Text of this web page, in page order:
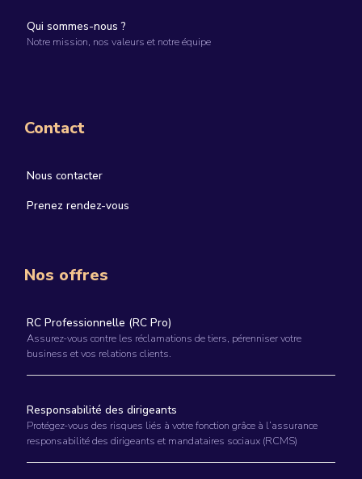
Qui sommes-nous ?
Notre mission, nos valeurs et notre équipe
Contact
Nous contacter
Prenez rendez-vous
Nos offres
RC Professionnelle (RC Pro)
Assurez-vous contre les réclamations de tiers, pérenniser votre
business et vos relations clients.
Responsabilité des dirigeants
Protégez-vous des risques liés à votre fonction grâce à l’assurance
responsabilité des dirigeants et mandataires sociaux (RCMS)